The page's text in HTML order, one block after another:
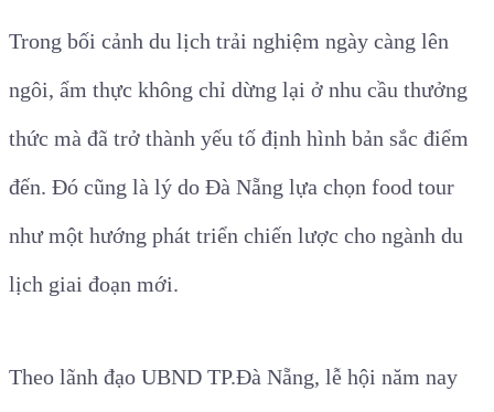
Trong bối cảnh du lịch trải nghiệm ngày càng lên
ngôi, ẩm thực không chỉ dừng lại ở nhu cầu thưởng
thức mà đã trở thành yếu tố định hình bản sắc điểm
đến. Đó cũng là lý do Đà Nẵng lựa chọn food tour
như một hướng phát triển chiến lược cho ngành du
lịch giai đoạn mới.
Theo lãnh đạo UBND TP.Đà Nẵng, lễ hội năm nay